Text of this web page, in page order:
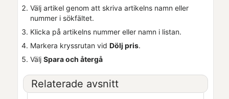
Välj artikel genom att skriva artikelns namn eller
nummer i sökfältet.
Klicka på artikelns nummer eller namn i listan.
Markera kryssrutan vid Dölj pris.
Välj Spara och återgå
Relaterade avsnitt